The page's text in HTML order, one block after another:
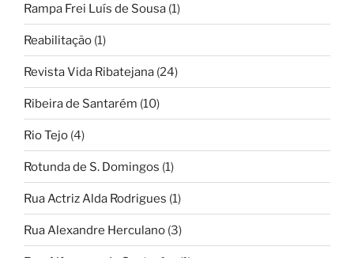
Rampa Frei Luís de Sousa (1)
Reabilitação (1)
Revista Vida Ribatejana (24)
Ribeira de Santarém (10)
Rio Tejo (4)
Rotunda de S. Domingos (1)
Rua Actriz Alda Rodrigues (1)
Rua Alexandre Herculano (3)